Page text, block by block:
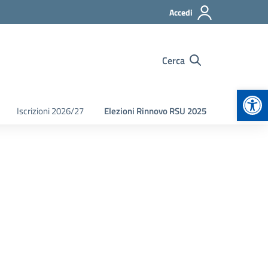
Accedi
Cerca
Iscrizioni 2026/27 Elezioni Rinnovo RSU 2025